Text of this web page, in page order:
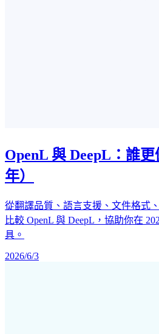
OpenL 與 DeepL：誰更
年）
從翻譯品質、語言支援、文件格式
比較 OpenL 與 DeepL，協助你在
具。
2026/6/3